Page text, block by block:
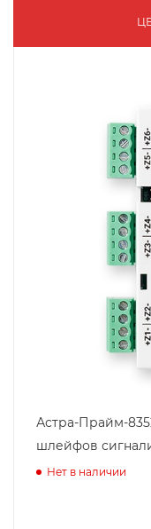
Астра-Прайм-
шлейфов
Нет в наличии